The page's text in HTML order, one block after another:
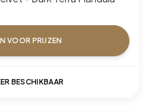
VOOR PRIJZEN
BESCHIKBAAR